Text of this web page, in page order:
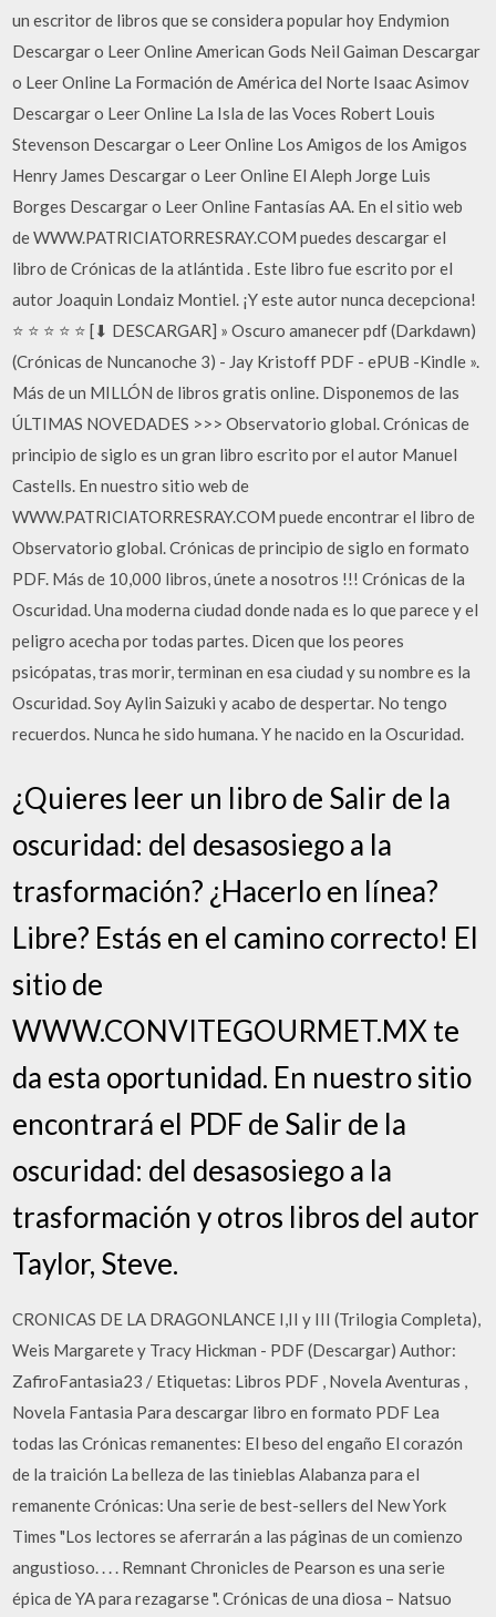
un escritor de libros que se considera popular hoy Endymion
Descargar o Leer Online American Gods Neil Gaiman Descargar
o Leer Online La Formación de América del Norte Isaac Asimov
Descargar o Leer Online La Isla de las Voces Robert Louis
Stevenson Descargar o Leer Online Los Amigos de los Amigos
Henry James Descargar o Leer Online El Aleph Jorge Luis
Borges Descargar o Leer Online Fantasías AA. En el sitio web
de WWW.PATRICIATORRESRAY.COM puedes descargar el
libro de Crónicas de la atlántida . Este libro fue escrito por el
autor Joaquin Londaiz Montiel. ¡Y este autor nunca decepciona!
⭐ ⭐ ⭐ ⭐ ⭐ [⬇ DESCARGAR] » Oscuro amanecer pdf (Darkdawn)
(Crónicas de Nuncanoche 3) - Jay Kristoff PDF - ePUB -Kindle ».
Más de un MILLÓN de libros gratis online. Disponemos de las
ÚLTIMAS NOVEDADES >>> Observatorio global. Crónicas de
principio de siglo es un gran libro escrito por el autor Manuel
Castells. En nuestro sitio web de
WWW.PATRICIATORRESRAY.COM puede encontrar el libro de
Observatorio global. Crónicas de principio de siglo en formato
PDF. Más de 10,000 libros, únete a nosotros !!! Crónicas de la
Oscuridad. Una moderna ciudad donde nada es lo que parece y el
peligro acecha por todas partes. Dicen que los peores
psicópatas, tras morir, terminan en esa ciudad y su nombre es la
Oscuridad. Soy Aylin Saizuki y acabo de despertar. No tengo
recuerdos. Nunca he sido humana. Y he nacido en la Oscuridad.
¿Quieres leer un libro de Salir de la
oscuridad: del desasosiego a la
trasformación? ¿Hacerlo en línea?
Libre? Estás en el camino correcto! El
sitio de
WWW.CONVITEGOURMET.MX te
da esta oportunidad. En nuestro sitio
encontrará el PDF de Salir de la
oscuridad: del desasosiego a la
trasformación y otros libros del autor
Taylor, Steve.
CRONICAS DE LA DRAGONLANCE I,II y III (Trilogia Completa),
Weis Margarete y Tracy Hickman - PDF (Descargar) Author:
ZafiroFantasia23 / Etiquetas: Libros PDF , Novela Aventuras ,
Novela Fantasia Para descargar libro en formato PDF Lea
todas las Crónicas remanentes: El beso del engaño El corazón
de la traición La belleza de las tinieblas Alabanza para el
remanente Crónicas: Una serie de best-sellers del New York
Times "Los lectores se aferrarán a las páginas de un comienzo
angustioso. . . . Remnant Chronicles de Pearson es una serie
épica de YA para rezagarse ". Crónicas de una diosa – Natsuo